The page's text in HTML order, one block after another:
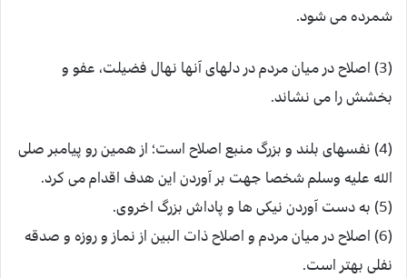
شمرده می شود.
(3) اصلاح در میان مردم در دلهای آنها نهال فضیلت، عفو و
بخشش را می نشاند.
(4) نفسهای بلند و بزرگ منبع اصلاح است؛ از همین رو پیامبر صلی
الله علیه وسلم شخصا جهت بر آوردن این هدف اقدام می کرد.
(5) به دست آوردن نیکی ها و پاداش بزرگ اخروی.
(6) اصلاح در میان مردم و اصلاح ذات البین از نماز و روزه و صدقه
نفلی بهتر است.